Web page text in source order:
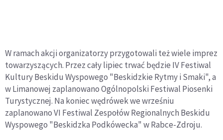
W ramach akcji organizatorzy przygotowali też wiele imprez
towarzyszących. Przez cały lipiec trwać będzie IV Festiwal
Kultury Beskidu Wyspowego "Beskidzkie Rytmy i Smaki", a
w Limanowej zaplanowano Ogólnopolski Festiwal Piosenki
Turystycznej. Na koniec wędrówek we wrześniu
zaplanowano VI Festiwal Zespołów Regionalnych Beskidu
Wyspowego "Beskidzka Podkówecka" w Rabce-Zdroju.